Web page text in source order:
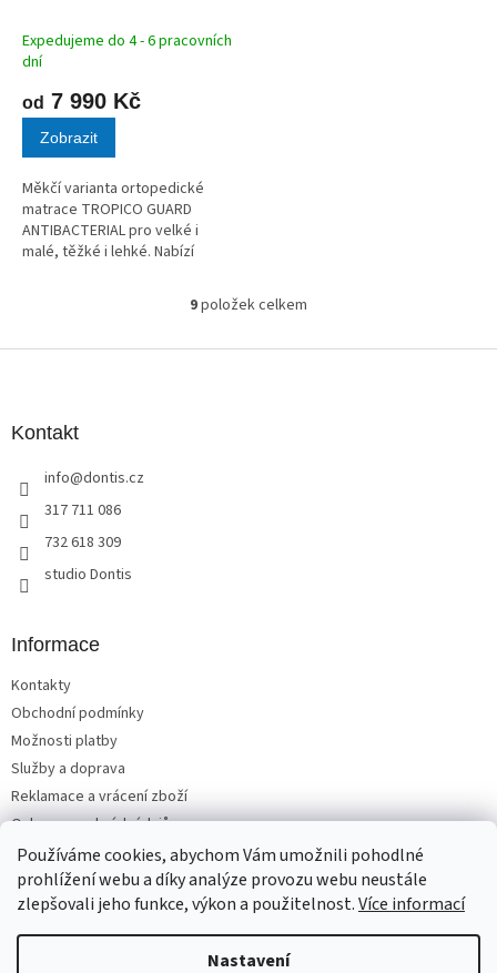
Používáme cookies, abychom Vám umožnili pohodlné
prohlížení webu a díky analýze provozu webu neustále
zlepšovali jeho funkce, výkon a použitelnost.Více informací
Nastavení
Expedujeme do 4 - 6 pracovních
dní
od 7 990 Kč
Zobrazit
Měkčí varianta ortopedické
matrace TROPICO GUARD
ANTIBACTERIAL pro velké i
malé, těžké i lehké. Nabízí
vše díky použití hybridní pěny.
O
l
9položek celkem
Kontakt
info@dontis.cz
317 711 086
732 618 309
studio Dontis
Informace
Kontakty
Obchodní podmínky
Možnosti platby
Služby a doprava
Reklamace a vrácení zboží
Ochrana osobních údajů